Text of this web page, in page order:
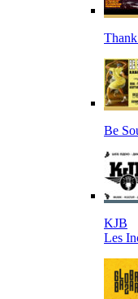
Be
KJB
Les